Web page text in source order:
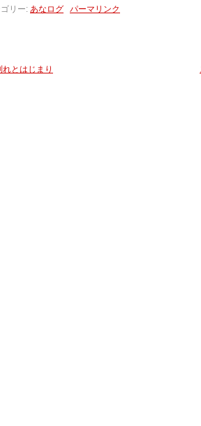
リー: あなログ パーマリンク
れとはじまり